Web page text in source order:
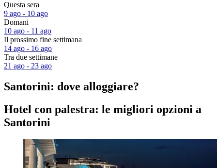
Questa sera
9 ago - 10 ago
Domani
10 ago - 11 ago
Il prossimo fine settimana
14 ago - 16 ago
Tra due settimane
21 ago - 23 ago
Santorini: dove alloggiare?
Hotel con palestra: le migliori opzioni a
Santorini